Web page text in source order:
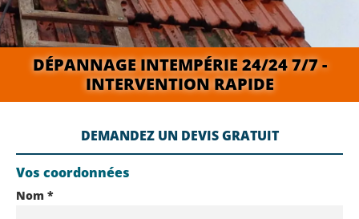
DÉPANNAGE INTEMPÉRIE 24/24 7/7 -
INTERVENTION RAPIDE
DEMANDEZ UN DEVIS GRATUIT
Vos coordonnées
Nom *